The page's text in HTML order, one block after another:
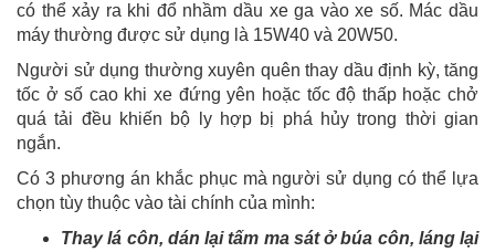
có thể xảy ra khi đổ nhầm dầu xe ga vào xe số. Mác dầu
máy thường được sử dụng là 15W40 và 20W50.
Người sử dụng thường xuyên quên thay dầu định kỳ, tăng
tốc ở số cao khi xe đứng yên hoặc tốc độ thấp hoặc chở
quá tải đều khiến bộ ly hợp bị phá hủy trong thời gian
ngắn.
Có 3 phương án khắc phục mà người sử dụng có thể lựa
chọn tùy thuộc vào tài chính của mình:
Thay lá côn, dán lại tấm ma sát ở búa côn, láng lại